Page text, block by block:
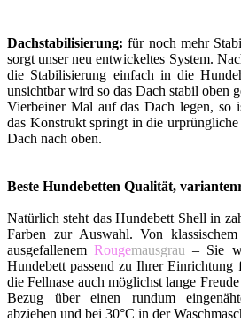
Dachstabilisierung:für noch mehr
sorgt unser neu entwickeltes System.
die Stabilisierung einfach in die
unsichtbar wird so das Dach stabil oben
Vierbeiner Mal auf das Dach legen, so
das Konstrukt springt in die
Dach nach oben.
Beste Hundebetten Qualität,
Natürlich steht das Hundebett Shell in
Farben zur Auswahl. Von klassischem
ausgefallenemRougemausgrau – Sie
Hundebett passend zu Ihrer
die Fellnase auch möglichst lange
Bezug über einen rundum
abziehen und bei 30°C in der